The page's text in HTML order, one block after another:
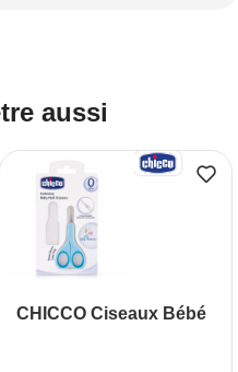
aussi
CHICCO Ciseaux Bébé